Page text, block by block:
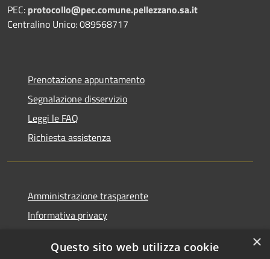
PEC: protocollo@pec.comune.pellezzano.sa.it
Centralino Unico: 089568717
Prenotazione appuntamento
Segnalazione disservizio
Leggi le FAQ
Richiesta assistenza
Amministrazione trasparente
Informativa privacy
Dichiarazione di accessibilità
×
Questo sito web utilizza cookie